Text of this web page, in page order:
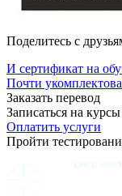
Поделитесь с
И сертификат на
Почти
Заказать перевод
Записаться на курсы
Оплатить услуги
Пройти